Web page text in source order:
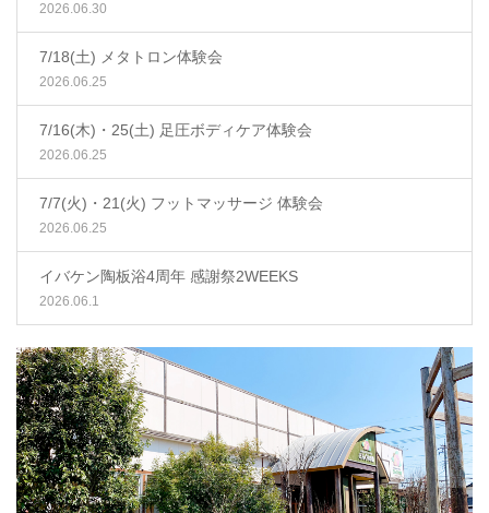
2026.06.30
7/18(土) メタトロン体験会
2026.06.25
7/16(木)・25(土) 足圧ボディケア体験会
2026.06.25
7/7(火)・21(火) フットマッサージ 体験会
2026.06.25
イバケン陶板浴4周年 感謝祭2WEEKS
2026.06.1